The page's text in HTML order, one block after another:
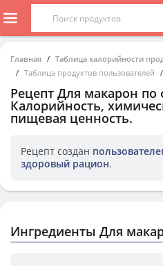
Главная
Таблица калорийности
Таблица продуктов пользователей
Рецепт Для макарон по
Калорийность,
пищевая ценность.
Рецепт создан
здоровый рацион.
Ингредиенты Для